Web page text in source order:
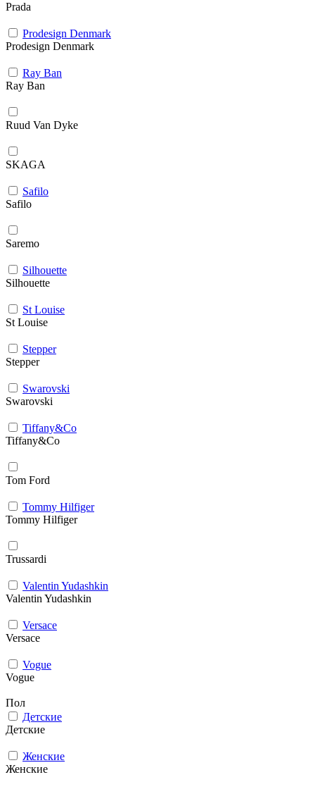
Prada
Prodesign Denmark
Prodesign Denmark
Ray Ban
Ray Ban
Ruud Van Dyke
SKAGA
Safilo
Safilo
Saremo
Silhouette
Silhouette
St Louise
St Louise
Stepper
Stepper
Swarovski
Swarovski
Tiffany&Co
Tiffany&Co
Tom Ford
Tommy Hilfiger
Tommy Hilfiger
Trussardi
Valentin Yudashkin
Valentin Yudashkin
Versace
Versace
Vogue
Vogue
Пол
Детские
Детские
Женские
Женские